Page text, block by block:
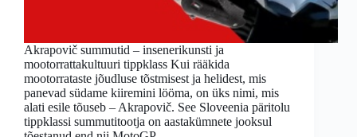
Akrapovič summutid – insenerikunsti ja
mootorrattakultuuri tippklass Kui rääkida
mootorrataste jõudluse tõstmisest ja helidest, mis
panevad südame kiiremini lööma, on üks nimi, mis
alati esile tõuseb – Akrapovič. See Sloveenia päritolu
tippklassi summutitootja on aastakümnete jooksul